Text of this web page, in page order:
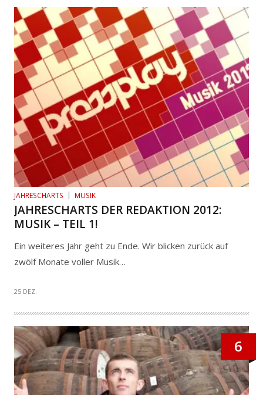
JAHRESCHARTS MUSIK
JAHRESCHARTS DER REDAKTION 2012:
MUSIK – TEIL 1!
Ein weiteres Jahr geht zu Ende. Wir blicken zurück auf
zwölf Monate voller Musik…
25 DEZ.
6